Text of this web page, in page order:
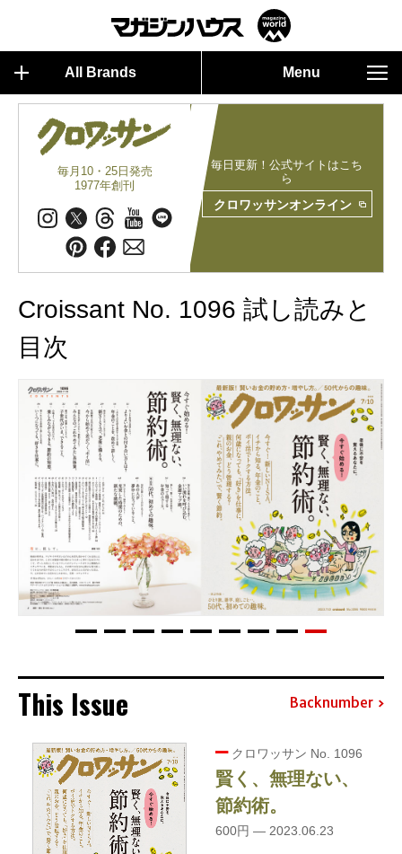
All Brands Menu
毎月10・25日発売
1977年創刊
毎日更新！公式サイトはこち
ら
クロワッサンオンライン
Croissant No. 1096 試し読みと
目次
This Issue Backnumber
クロワッサン No. 1096
賢く、無理ない、
節約術。
600円 — 2023.06.23